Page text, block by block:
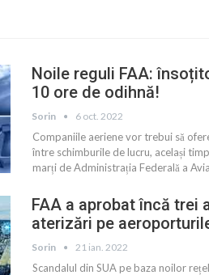
Noile reguli FAA:
10 ore de odihnă!
Sorin 6 oct. 2022
Companiile aeriene vor trebui să
între schimburile de lucru, același
marți de Administrația Federală a
FAA a aprobat încă
aterizări pe
Sorin 21 ian. 2022
Scandalul din SUA pe baza noilor